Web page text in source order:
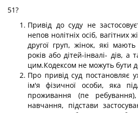
51?
Привід до суду не
непов нолітніх осіб, вагітних
другої груп, жінок, які
років або дітей-інвалі- дів, а
цим.Кодексом не можуть бути
Про привід суд постановляє
ім'я фізичної особи, яка
проживання (пе
навчання, підстави